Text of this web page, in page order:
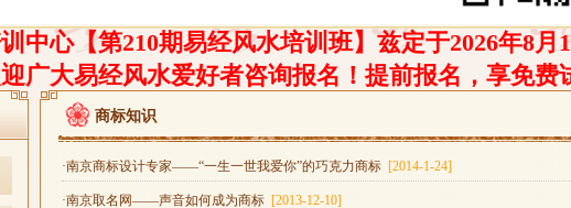
中心【第210期易经风水培训班】兹定于2026年8月
广大易经风水爱好者咨询报名！提前报名，享免费
商标知识
·南京商标设计专家——“一生一世我爱你”的巧克力商标 [2014-1-24]
·南京取名网——声音如何成为商标 [2013-12-10]